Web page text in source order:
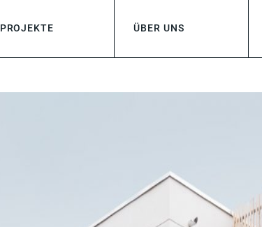
PROJEKTE ÜBER UNS